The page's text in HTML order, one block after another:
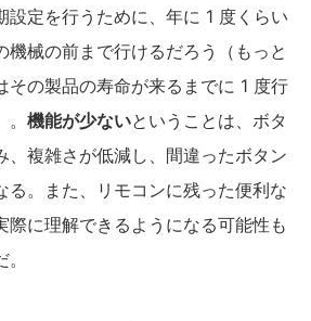
設定を行うために、年に 1 度くらい
機械の前まで行けるだろう（もっと
その製品の寿命が来るまでに 1 度行
機能が少ないということは、ボタ
、複雑さが低減し、間違ったボタン
る。また、リモコンに残った便利な
際に理解できるようになる可能性も